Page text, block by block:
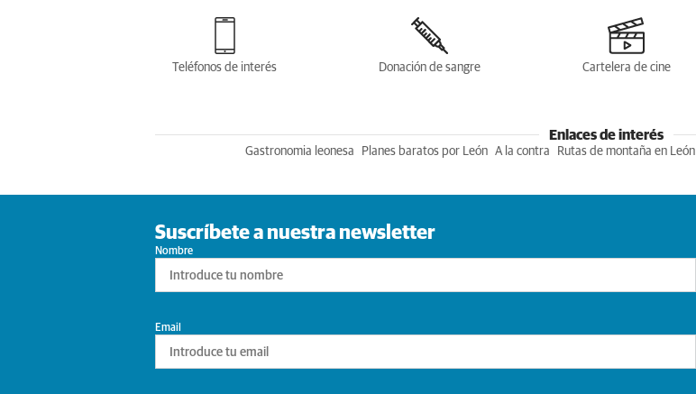
Teléfonos de interés Donación de sangre Cartelera de cine
Enlaces de interés
Gastronomia leonesa Planes baratos por León A la contra Rutas de montaña en León
Suscríbete a nuestra newsletter
Nombre
Email